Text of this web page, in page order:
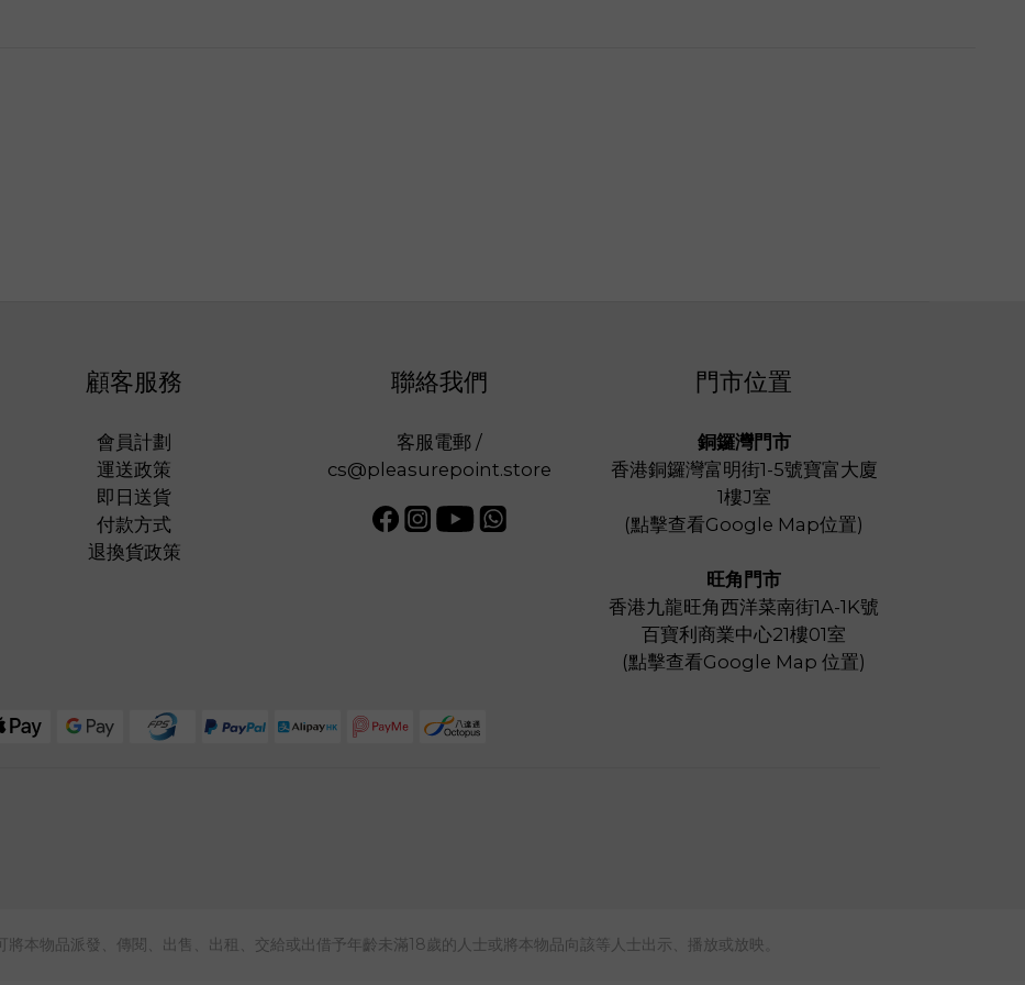
顧客服務
會員計劃
運送政策
即日送貨
付款方式
退換貨政策
聯絡我們
客服電郵 /
cs@pleasurepoint.store
門市位置
銅鑼灣門市
香港銅鑼灣富明街1-5號寶富大廈
1樓J室
(點擊查看Google Map位置)
旺角門市
香港九龍旺角西洋菜南街1A-1K號
百寶利商業中心21樓01室
(點擊查看Google Map 位置)
本物品派發、傳閱、出售、出租、交給或出借予年齡未滿18歲的人士或將本物品向該等人士出示、播放或放映。